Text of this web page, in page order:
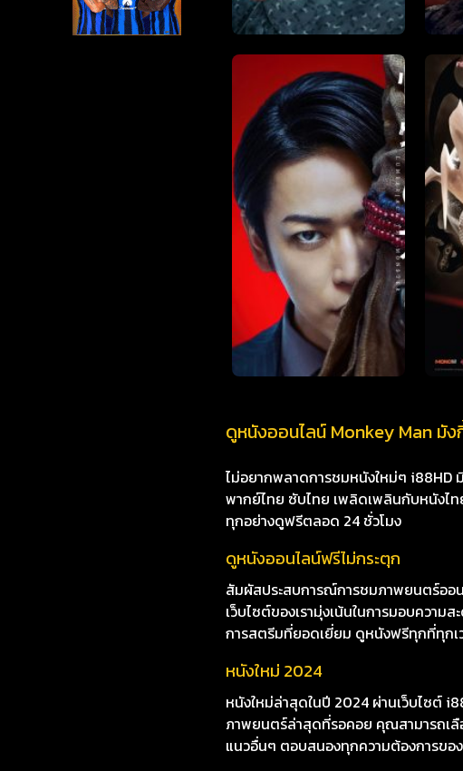
ดูหนังออนไลน์ Monkey Man มั
ไม่อยากพลาดการชมหนังใหม่ๆ i88HD
พากย์ไทย ซับไทย เพลิดเพลินกับหนังไ
ทุกอย่างดูฟรีตลอด 24 ชั่วโมง
ดูหนังออนไลน์ฟรีไม่กระตุก
สัมผัสประสบการณ์การชมภาพยนตร์ออ
เว็บไซต์ของเรามุ่งเน้นในการมอบควา
การสตรีมที่ยอดเยี่ยม ดูหนังฟรีทุกที่ทุก
หนังใหม่ 2024
หนังใหม่ล่าสุดในปี 2024 ผ่านเว็บไซต์
ภาพยนตร์ล่าสุดที่รอคอย คุณสามารถเลื
แนวอื่นๆ ตอบสนองทุกความต้องการขอ